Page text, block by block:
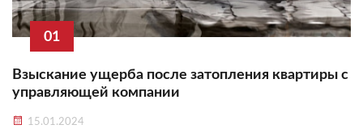
01
Взыскание ущерба после затопления квартиры с
управляющей компании
15.01.2024